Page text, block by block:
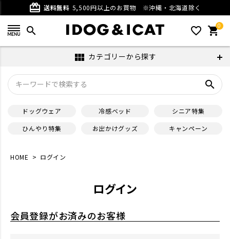
card_giftcard 送料無料 5,500円以上のお買物 ※沖縄・北海道除く
search favorite_outline 0
shopping_cart
view_module カテゴリーから探す
search
ドッグウェア 冷感ベッド
シニア特集
ひんやり特集
お出かけグッズ キャンペーン
HOME ログイン
ログイン
会員登録がお済みのお客様